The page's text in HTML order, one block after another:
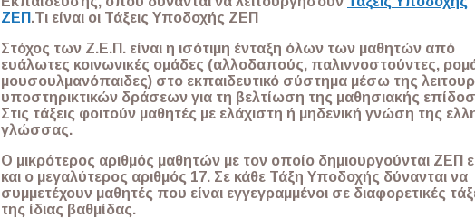
ΖΕΠ .Τι είναι οι Τάξεις Υποδοχής ΖΕΠ
Στόχος των Ζ.Ε.Π. είναι η ισότιμη ένταξη όλων των μαθητών από
ευάλωτες κοινωνικές ομάδες (αλλοδαπούς, παλιννοστούντες,
μουσουλμανόπαιδες) στο εκπαιδευτικό σύστημα μέσω της
υποστηρικτικών δράσεων για τη βελτίωση της μαθησιακής
Στις τάξεις φοιτούν μαθητές με ελάχιστη ή μηδενική γνώση της
γλώσσας.
Ο μικρότερος αριθμός μαθητών με τον οποίο δημιουργούνται ΖΕΠ
και ο μεγαλύτερος αριθμός 17. Σε κάθε Τάξη Υποδοχής δύνανται να
συμμετέχουν μαθητές που είναι εγγεγραμμένοι σε διαφορετικές
της ίδιας βαθμίδας.